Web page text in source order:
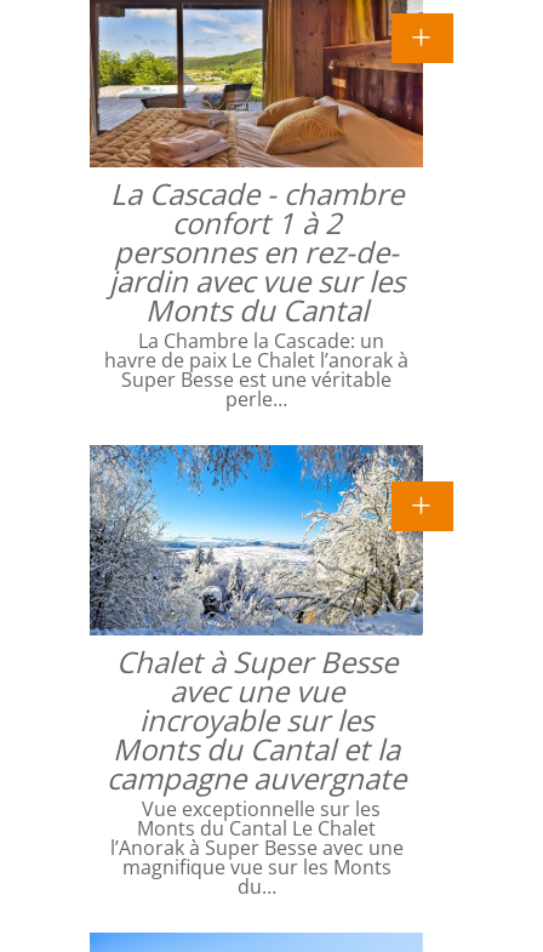
La Cascade - chambre
confort 1 à 2
personnes en rez-de-
jardin avec vue sur les
Monts du Cantal
La Chambre la Cascade: un
havre de paix Le Chalet l’anorak à
Super Besse est une véritable
perle…
Chalet à Super Besse
avec une vue
incroyable sur les
Monts du Cantal et la
campagne auvergnate
Vue exceptionnelle sur les
Monts du Cantal Le Chalet
l’Anorak à Super Besse avec une
magnifique vue sur les Monts
du…